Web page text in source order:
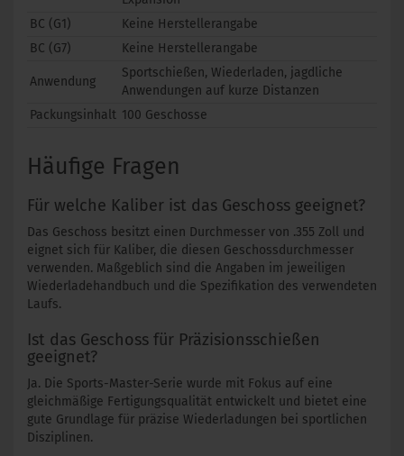
BC (G1)
Keine Herstellerangabe
BC (G7)
Keine Herstellerangabe
Anwendung
Sportschießen, Wiederladen, jagdliche
Anwendungen auf kurze Distanzen
Packungsinhalt 100 Geschosse
Häufige Fragen
Für welche Kaliber ist das Geschoss geeignet?
Das Geschoss besitzt einen Durchmesser von .355 Zoll und
eignet sich für Kaliber, die diesen Geschossdurchmesser
verwenden. Maßgeblich sind die Angaben im jeweiligen
Wiederladehandbuch und die Spezifikation des verwendeten
Laufs.
Ist das Geschoss für Präzisionsschießen
geeignet?
Ja. Die Sports-Master-Serie wurde mit Fokus auf eine
gleichmäßige Fertigungsqualität entwickelt und bietet eine
gute Grundlage für präzise Wiederladungen bei sportlichen
Disziplinen.